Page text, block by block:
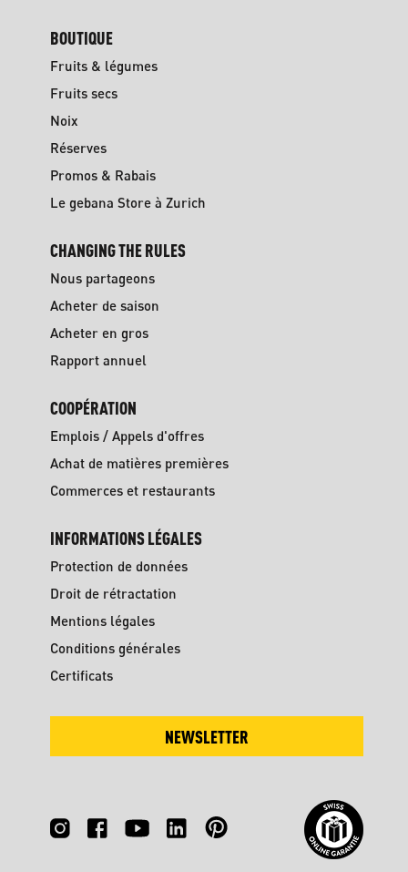
BOUTIQUE
Fruits & légumes
Fruits secs
Noix
Réserves
Promos & Rabais
Le gebana Store à Zurich
CHANGING THE RULES
Nous partageons
Acheter de saison
Acheter en gros
Rapport annuel
COOPÉRATION
Emplois / Appels d'offres
Achat de matières premières
Commerces et restaurants
INFORMATIONS LÉGALES
Protection de données
Droit de rétractation
Mentions légales
Conditions générales
Certificats
NEWSLETTER